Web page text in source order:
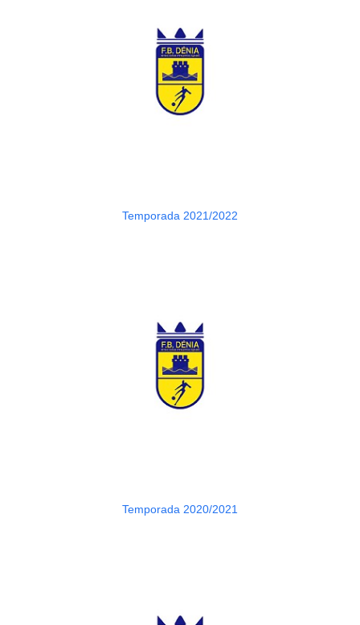
Temporada 2021/2022
Temporada 2020/2021